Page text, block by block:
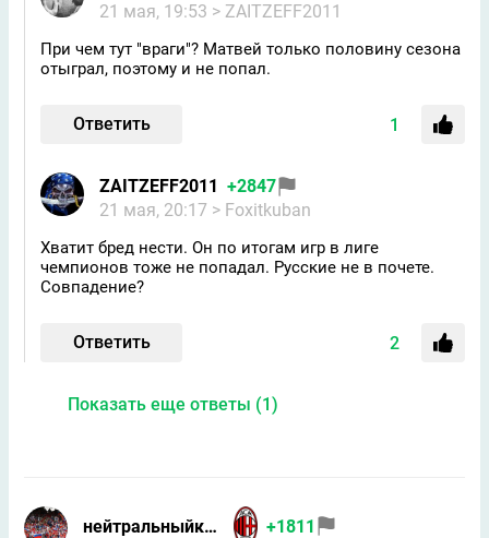
21 мая, 19:53 > ZAITZEFF2011
При чем тут "враги"? Матвей только половину сезона
отыграл, поэтому и не попал.
Ответить 1
ZAITZEFF2011 +2847
21 мая, 20:17 > Foxitkuban
Хватит бред нести. Он по итогам игр в лиге
чемпионов тоже не попадал. Русские не в почете.
Совпадение?
Ответить 2
Показать еще ответы (1)
нейтральныйкакникто
+1811